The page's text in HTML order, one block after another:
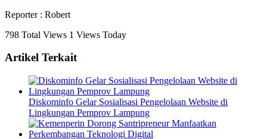
Reporter : Robert
798 Total Views 1 Views Today
Artikel Terkait
Diskominfo Gelar Sosialisasi Pengelolaan Website di
Lingkungan Pemprov Lampung